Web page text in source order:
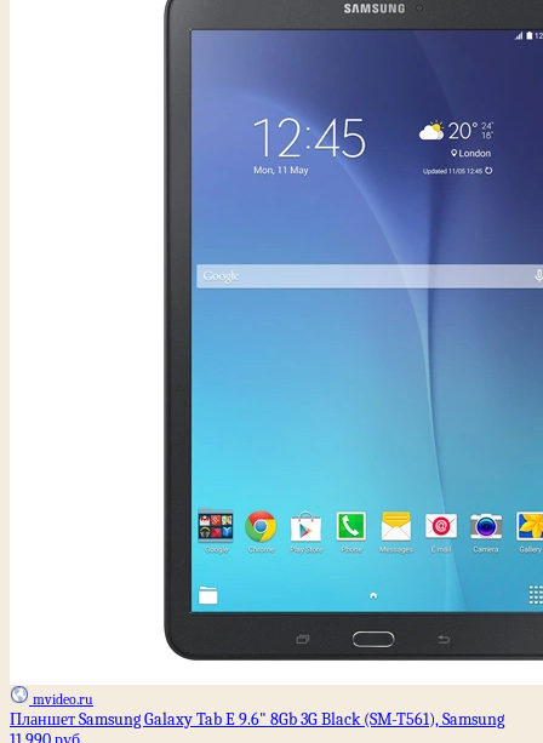
mvideo.ru
Планшет Samsung Galaxy Tab E 9.6" 8Gb 3G Black (SM-T561), Samsung